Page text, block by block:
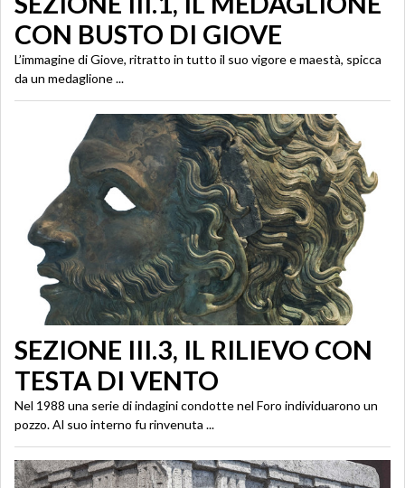
CON BUSTO DI GIOVE
L’immagine di Giove, ritratto in tutto il suo vigore e maestà, spicca
da un medaglione ...
SEZIONE III.3, IL RILIEVO CON
TESTA DI VENTO
Nel 1988 una serie di indagini condotte nel Foro individuarono un
pozzo. Al suo interno fu rinvenuta ...